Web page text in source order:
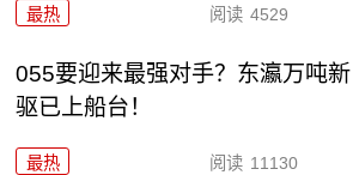
最热 阅读 4529
055要迎来最强对手？东瀛万吨新
驱已上船台！
最热 阅读 11130